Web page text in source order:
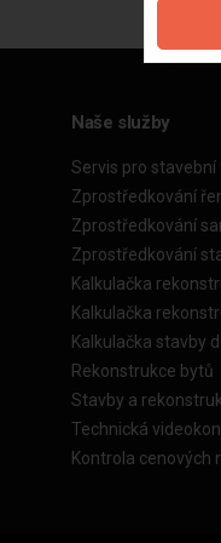
Naše služby
Servis pro stavební
Zprostředkování
Zprostředkování
Zprostředkování
Kalkulačka
Kalkulačka
Kalkulačka stavby
Rekonstrukce bytů
Stavby a
Technická
Kontrola cenových